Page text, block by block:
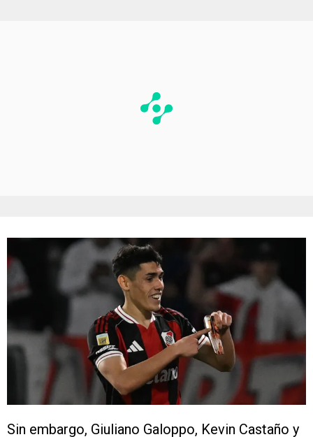
Sin embargo, Giuliano Galoppo, Kevin Castaño y